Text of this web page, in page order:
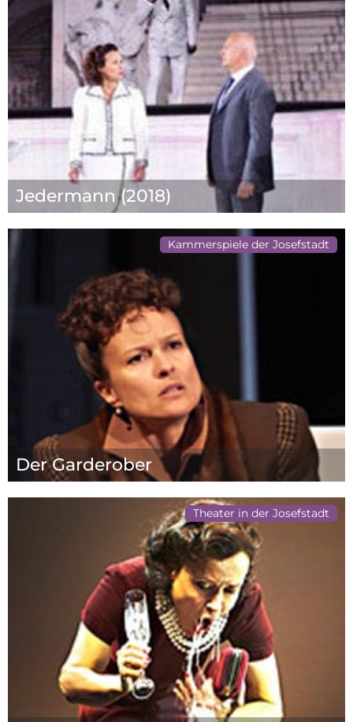
Jedermann (2018)
Kammerspiele der Josefstadt
Der Garderober
Theater in der Josefstadt